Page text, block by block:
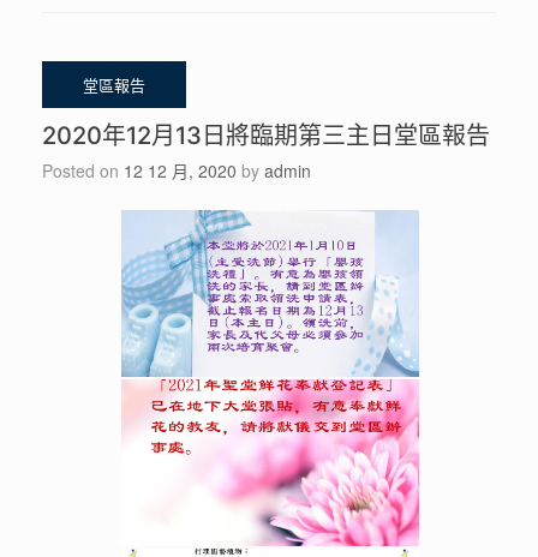
2020年12月13日將臨期第三主日堂區報告
Posted on 12 12 月, 2020 by admin